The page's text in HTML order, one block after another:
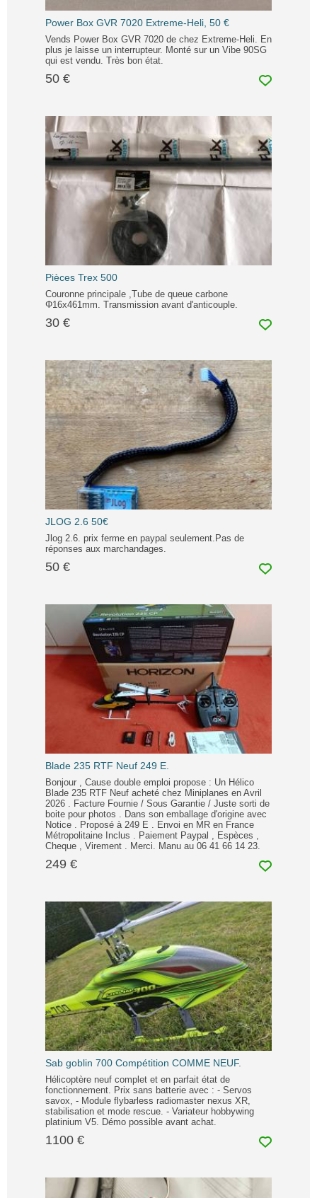
Power Box GVR 7020 Extreme-Heli, 50 €
Vends Power Box GVR 7020 de chez Extreme-Heli. En
plus je laisse un interrupteur. Monté sur un Vibe 90SG
qui est vendu. Très bon état.
50 €
Pièces Trex 500
Couronne principale ,Tube de queue carbone
Φ16x461mm. Transmission avant d'anticouple.
30 €
JLOG 2.6 50€
Jlog 2.6. prix ferme en paypal seulement.Pas de
réponses aux marchandages.
50 €
Blade 235 RTF Neuf 249 E.
Bonjour , Cause double emploi propose : Un Hélico
Blade 235 RTF Neuf acheté chez Miniplanes en Avril
2026 . Facture Fournie / Sous Garantie / Juste sorti de
boite pour photos . Dans son emballage d'origine avec
Notice . Proposé à 249 E . Envoi en MR en France
Métropolitaine Inclus . Paiement Paypal , Espèces ,
Cheque , Virement . Merci. Manu au 06 41 66 14 23.
249 €
Sab goblin 700 Compétition COMME NEUF.
Hélicoptère neuf complet et en parfait état de
fonctionnement. Prix sans batterie avec : - Servos
savox, - Module flybarless radiomaster nexus XR,
stabilisation et mode rescue. - Variateur hobbywing
platinium V5. Démo possible avant achat.
1100 €